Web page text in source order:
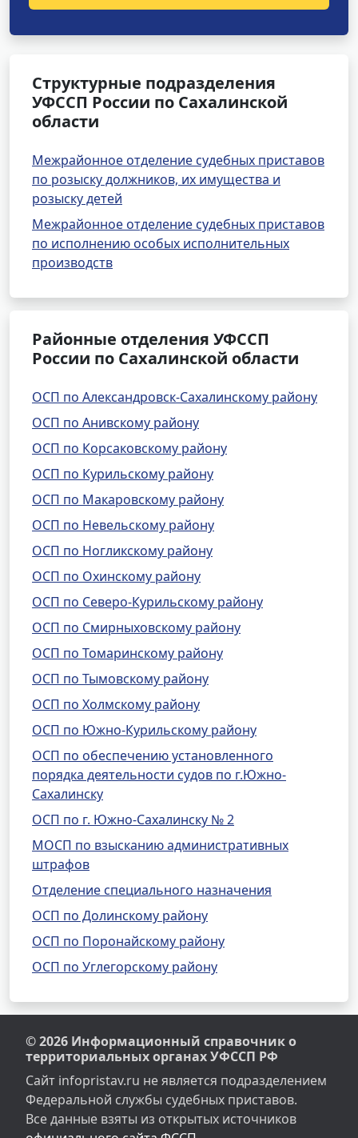
Структурные подразделения
УФССП России по Сахалинской
области
Межрайонное отделение судебных приставов
по розыску должников, их имущества и
розыску детей
Межрайонное отделение судебных приставов
по исполнению особых исполнительных
производств
Районные отделения УФССП
России по Сахалинской области
ОСП по Александровск-Сахалинскому району
ОСП по Анивскому району
ОСП по Корсаковскому району
ОСП по Курильскому району
ОСП по Макаровскому району
ОСП по Невельскому району
ОСП по Ногликскому району
ОСП по Охинскому району
ОСП по Северо-Курильскому району
ОСП по Смирныховскому району
ОСП по Томаринскому району
ОСП по Тымовскому району
ОСП по Холмскому району
ОСП по Южно-Курильскому району
ОСП по обеспечению установленного
порядка деятельности судов по г.Южно-
Сахалинску
ОСП по г. Южно-Сахалинску № 2
МОСП по взысканию административных
штрафов
Отделение специального назначения
ОСП по Долинскому району
ОСП по Поронайскому району
ОСП по Углегорскому району
© 2026 Информационный справочник о
территориальных органах УФССП РФ
Сайт infopristav.ru не является подразделением
Федеральной службы судебных приставов.
Все данные взяты из открытых источников